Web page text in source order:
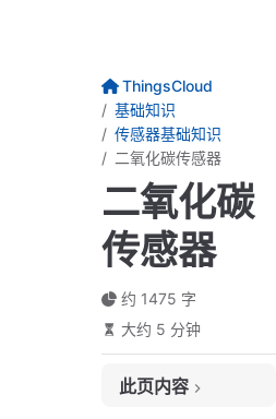
ThingsCloud
基础知识
传感器基础知识
二氧化碳传感器
二氧化碳
传感器
约 1475 字
大约 5 分钟
此页内容